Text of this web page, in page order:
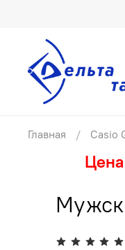
Главная Casio